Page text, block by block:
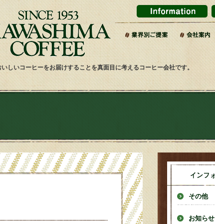
しいコーヒーをお届けすることを真面目に考えるコーヒー会社です。
その他
お知らせ